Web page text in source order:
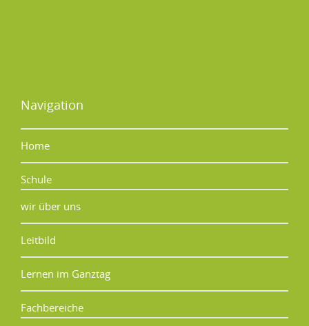
Navigation
Home
Schule
wir über uns
Leitbild
Lernen im Ganztag
Fachbereiche